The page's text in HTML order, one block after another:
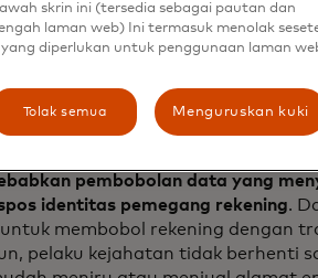
dapat
sistem
pembobolan data yang
identitas pemegang rekening.
membobol rekening dengan
pelaku kejahatan tidak berhenti
skrin ini (tersedia sebagai pautan dan
laman web) Ini termasuk menolak
diperlukan untuk penggunaan laman
Tolak semua Menguruskan kuki